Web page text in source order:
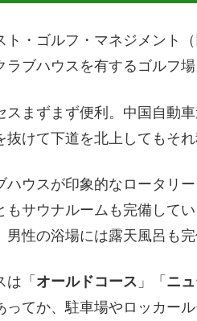
ト・ゴルフ・マネジメント
ラブハウスを有するゴルフ
スまずまず便利。中国自動
抜けて下道を北上してもそ
ハウスが印象的なロータリ
もサウナルームも完備してい
男性の浴場には露天風呂も完
は「 オールドコース 」「 ニ
ってか、駐車場やロッカー